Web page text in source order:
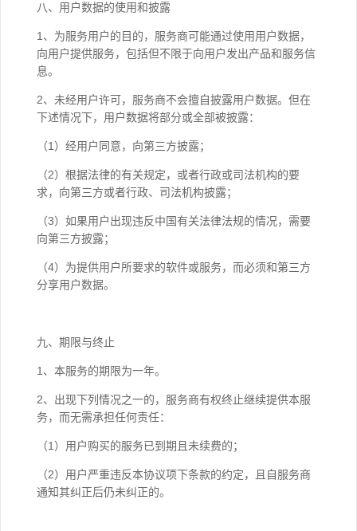
八、用户数据的使用和披露
1、为服务用户的目的，服务商可能通过使用用户数据，
向用户提供服务，包括但不限于向用户发出产品和服务信
息。
2、未经用户许可，服务商不会擅自披露用户数据。但在
下述情况下，用户数据将部分或全部被披露：
（1）经用户同意，向第三方披露；
（2）根据法律的有关规定，或者行政或司法机构的要
求，向第三方或者行政、司法机构披露；
（3）如果用户出现违反中国有关法律法规的情况，需要
向第三方披露；
（4）为提供用户所要求的软件或服务，而必须和第三方
分享用户数据。
九、期限与终止
1、本服务的期限为一年。
2、出现下列情况之一的，服务商有权终止继续提供本服
务，而无需承担任何责任：
（1）用户购买的服务已到期且未续费的；
（2）用户严重违反本协议项下条款的约定，且自服务商
通知其纠正后仍未纠正的。